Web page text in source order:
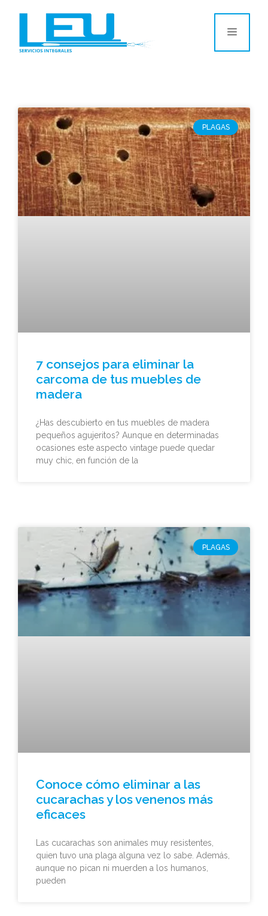
PLAGAS
7 consejos para eliminar la
carcoma de tus muebles de
madera
¿Has descubierto en tus muebles de madera
pequeños agujeritos? Aunque en determinadas
ocasiones este aspecto vintage puede quedar
muy chic, en función de la
PLAGAS
Conoce cómo eliminar a las
cucarachas y los venenos más
eficaces
Las cucarachas son animales muy resistentes,
quien tuvo una plaga alguna vez lo sabe. Además,
aunque no pican ni muerden a los humanos,
pueden